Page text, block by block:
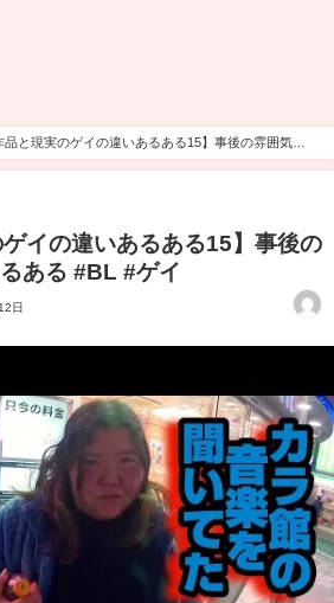
品と現実のゲイの違いあるある15】事後の雰囲気
ゲイの違いあるある15】事後の
ある #BL #ゲイ
日